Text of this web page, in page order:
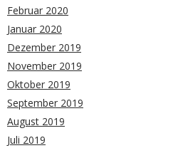
Februar 2020
Januar 2020
Dezember 2019
November 2019
Oktober 2019
September 2019
August 2019
Juli 2019